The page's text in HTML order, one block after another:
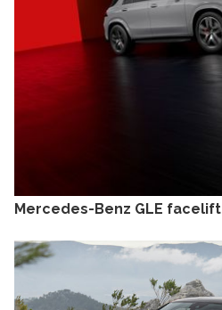
Mercedes-Benz GLE facelift